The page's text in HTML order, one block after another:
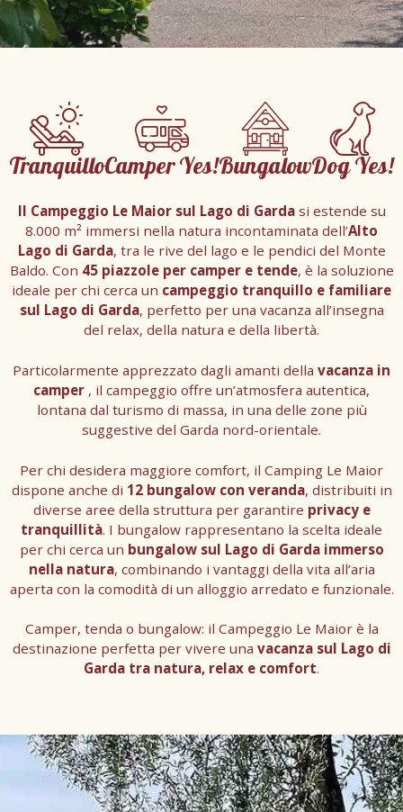
TranquilloCamper Yes!BungalowDog Yes!
Il Campeggio Le Maior sul Lago di Gardasi estende su
8.000 m² immersi nella natura incontaminata dell’Alto
Lago di Garda, tra le rive del lago e le pendici del Monte
Baldo. Con 45 piazzole per camper e tende, è la soluzione
ideale per chi cerca un campeggio tranquillo e familiare
sul Lago di Garda, perfetto per una vacanza all’insegna
del relax, della natura e della libertà.
Particolarmente apprezzato dagli amanti della vacanza in
camper , il campeggio offre un’atmosfera autentica,
lontana dal turismo di massa, in una delle zone più
suggestive del Garda nord-orientale.
Per chi desidera maggiore comfort, il Camping Le Maior
dispone anche di 12 bungalow con veranda, distribuiti in
diverse aree della struttura per garantire privacy e
tranquillità. I bungalow rappresentano la scelta ideale
per chi cerca un bungalow sul Lago di Garda immerso
nella natura, combinando i vantaggi della vita all’aria
aperta con la comodità di un alloggio arredato e funzionale.
Camper, tenda o bungalow: il Campeggio Le Maior è la
destinazione perfetta per vivere una vacanza sul Lago di
Garda tra natura, relax e comfort.